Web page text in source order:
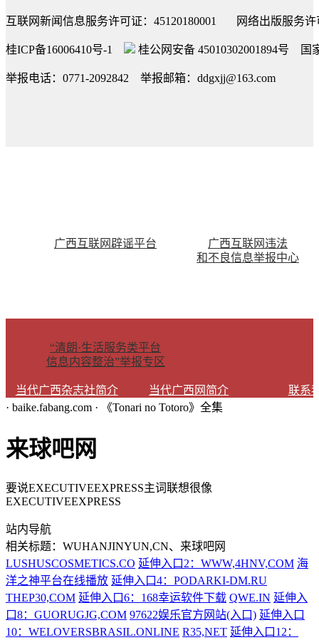
互联网新闻信息服务许可证：45120180001 网络出版服务
桂ICP备16006410号-1 桂公网安备 45010302001894号 国
举报电话：0771-2092842 举报邮箱：ddgxjj@163.com
广西互联网辟谣平台
广西互联网违法
和不良信息举报中心
“清朗·生活服务类平台
信息内容整治”举报专区
当代广西杂志社简介 当代广西网简介
联系
· baike.fabang.com · 《Tonari no Totoro》全集
来球吧网
要说EXECUTIVEEXPRESS主词联想很像
EXECUTIVEEXPRESS
站内导航
相关标题：WUHANJINYUN,CN、来球吧网
LUSHUSCOSMETICS.CO 延伸入口2：WWW,4HNV,COM 海
洋之神平台在线播放 延伸入口4：PODARKI-DM.RU
THEP30,COM 延伸入口6：168幸运软件下载 QWE.IN 延伸入
口8：GUORUGJG,COM 97622娱乐官方网站(入口) 延伸入口
10：WELOVERSBRASIL.ONLINE R35,NET 延伸入口12：